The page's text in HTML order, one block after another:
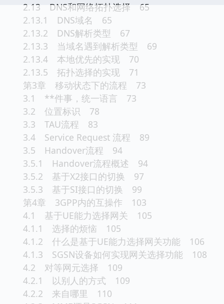
2.13 DNS和网络拓扑选择 65
2.13.1 DNS域名 65
2.13.2 DNS解析类型 67
2.13.3 当域名遇到解析类型 69
2.13.4 本地优先的实现 70
2.13.5 拓扑选择的实现 71
第3章 移动状态下的流程 73
3.1 **件事，统一语言 73
3.2 位置标识 78
3.3 TAU流程 83
3.4 Service Request 流程 89
3.5 Handover流程 94
3.5.1 Handover流程概述 94
3.5.2 基于X2接口的切换 97
3.5.3 基于SI接口的切换 99
第4章 3GPP内的互操作 103
4.1 基于UE能力选择网关 105
4.1.1 选择的烦恼 105
4.1.2 什么是基于UE能力选择网关功能 106
4.1.3 SGSN设备如何实现网关选择功能 108
4.2 对等网元选择 109
4.2.1 以别人的方式 109
4.2.2 来自哪里 110